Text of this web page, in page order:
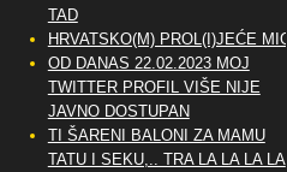
TAD
HRVATSKO(M) PROL(I)JEĆE MIG
OD DANAS 22.02.2023 MOJ
TWITTER PROFIL VIŠE NIJE
JAVNO DOSTUPAN
TI ŠARENI BALONI ZA MAMU
TATU I SEKU,.. TRA LA LA LA LA